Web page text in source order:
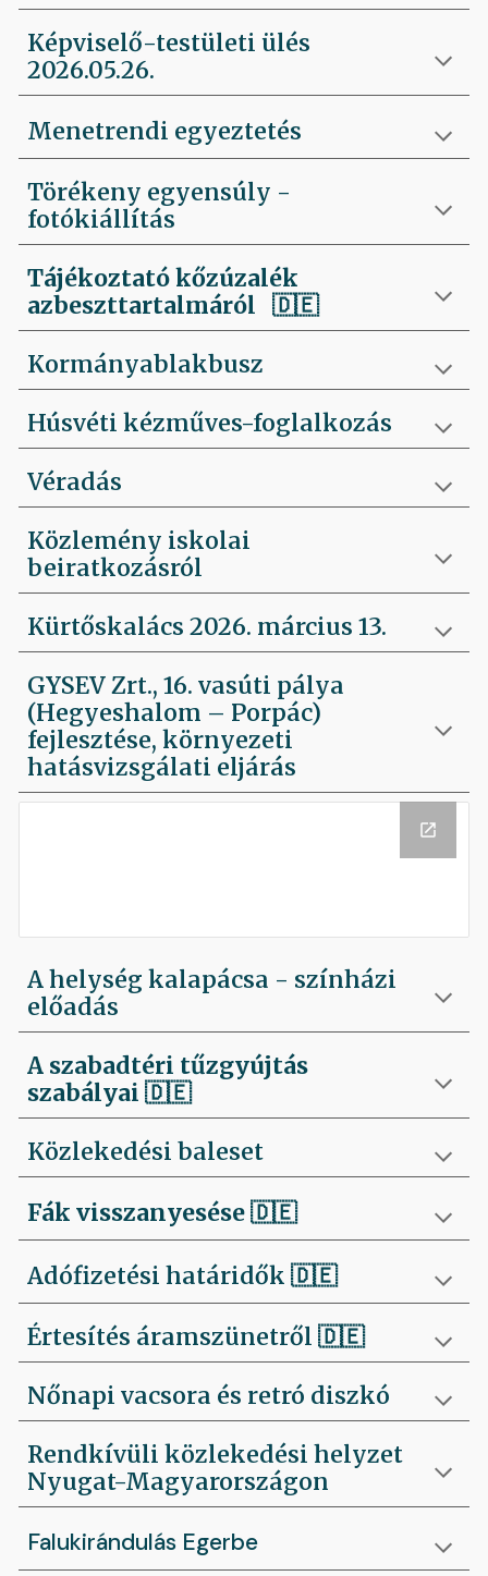
Képviselő-testületi ülés
2026.05.26.
Menetrendi egyeztetés
Törékeny egyensúly -
fotókiállítás
Tájékoztató kőzúzalék
azbeszttartalmáról 🇩🇪
Kormányablakbusz
Húsvéti kézműves-foglalkozás
Véradás
Közlemény iskolai
beiratkozásról
Kürtőskalács 2026. március 13.
GYSEV Zrt., 16. vasúti pálya
(Hegyeshalom – Porpác)
fejlesztése, környezeti
hatásvizsgálati eljárás
A helység kalapácsa - színházi
előadás
A szabadtéri tűzgyújtás
szabályai🇩🇪
Közlekedési baleset
Fák visszanyesése🇩🇪
Adófizetési határidők 🇩🇪
Értesítés áramszünetről 🇩🇪
Nőnapi vacsora és retró diszkó
Rendkívüli közlekedési helyzet
Nyugat-Magyarországon
Falukirándulás Egerbe